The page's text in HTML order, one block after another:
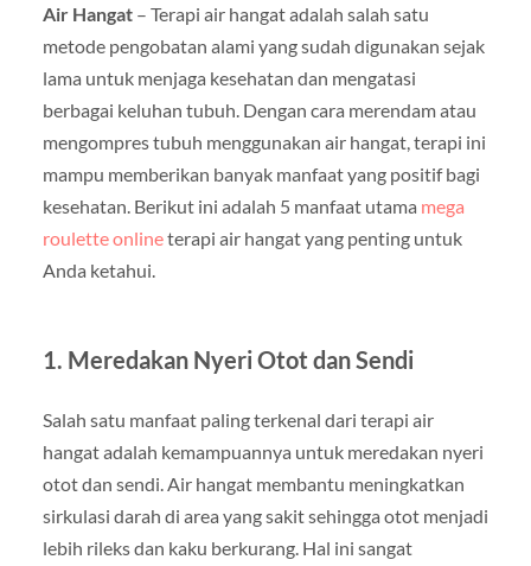
Air Hangat– Terapi air hangat adalah salah satu
metode pengobatan alami yang sudah digunakan sejak
lama untuk menjaga kesehatan dan mengatasi
berbagai keluhan tubuh. Dengan cara merendam atau
mengompres tubuh menggunakan air hangat, terapi ini
mampu memberikan banyak manfaat yang positif bagi
kesehatan. Berikut ini adalah 5 manfaat utama mega
roulette onlineterapi air hangat yang penting untuk
Anda ketahui.
1. Meredakan Nyeri Otot dan Sendi
Salah satu manfaat paling terkenal dari terapi air
hangat adalah kemampuannya untuk meredakan nyeri
otot dan sendi. Air hangat membantu meningkatkan
sirkulasi darah di area yang sakit sehingga otot menjadi
lebih rileks dan kaku berkurang. Hal ini sangat